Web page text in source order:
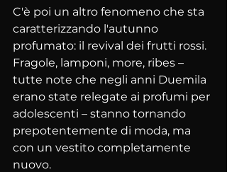
C'è poi un altro fenomeno che sta
caratterizzando l'autunno
profumato: il revival dei frutti rossi.
Fragole, lamponi, more, ribes –
tutte note che negli anni Duemila
erano state relegate ai profumi per
adolescenti – stanno tornando
prepotentemente di moda, ma
con un vestito completamente
nuovo.